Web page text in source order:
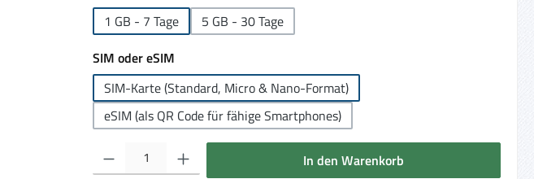
1 GB - 7 Tage
5 GB - 30 Tage
SIM oder eSIMauswählen
SIM-Karte (Standard, Micro & Nano-Format)
eSIM (als QR Code für fähige Smartphones)
Produkt Anzahl: Gib den gewünschten Wert ein oder benutze die Schaltflächen um die
In den Warenkorb